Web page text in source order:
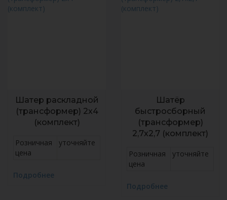
Шатер раскладной
(трансформер) 2х4
(комплект)
Розничная
цена
уточняйте
Подробнее
Шатёр
быстросборный
(трансформер)
2,7х2,7 (комплект)
Розничная
цена
уточняйте
Подробнее